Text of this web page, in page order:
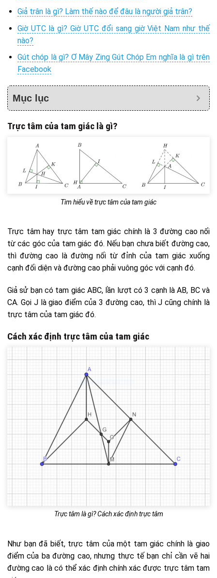
Giả trân là gì? Làm thế nào để đâu là người giả trân?
Giờ UTC là gì? Giờ UTC đổi sang giờ Việt Nam như thế
nào?
Gút chóp là gì? Ơ Mây Zing Gút Chóp Em nghĩa là gì trên
Facebook
Mục lục
Trực tâm của tam giác là gì?
Tìm hiểu về trực tâm của tam giác
Trực tâm hay trực tâm tam giác chính là 3 đường cao nối
từ các góc của tam giác đó. Nếu bạn chưa biết đường cao,
thì đường cao là đường nối từ đỉnh của tam giác xuống
cạnh đối diện và đường cao phải vuông góc với cạnh đó.
Giả sử bạn có tam giác ABC, lần lượt có 3 cạnh là AB, BC và
CA. Gọi J là giao điểm của 3 đường cao, thì J cũng chính là
trực tâm của tam giác đó.
Cách xác định trực tâm của tam giác
Trực tâm là gì? Cách xác định trực tâm
Như bạn đã biết, trực tâm của một tam giác chính là giao
điểm của ba đường cao, nhưng thực tế bạn chỉ cần vẽ hai
đường cao là có thể xác định chính xác được trực tâm tam